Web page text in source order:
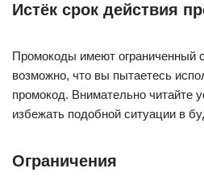
Истёк срок действия
Промокоды имеют ограниченный
возможно, что вы пытаетесь
промокод. Внимательно читайте
избежать подобной ситуации в
Ограничения